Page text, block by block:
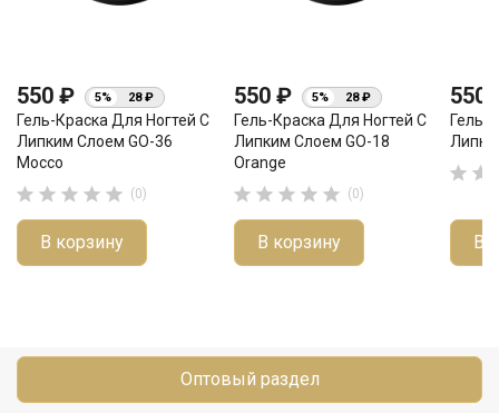
550 ₽ 5% 28 ₽
Гель-Краска Для Ногтей С
Липким Слоем GO-36
Mocco
     (0)
В корзину
550 ₽ 5% 28 ₽
Гель-Краска Для Ногтей С
Липким Слоем GO-18
Orange
     (0)
В корзину
550
Гель-
 
В
Оптовый раздел